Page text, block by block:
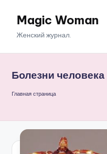
ПерейтиMagic Woman
Женский журнал.
Болезни человека
Главная страница